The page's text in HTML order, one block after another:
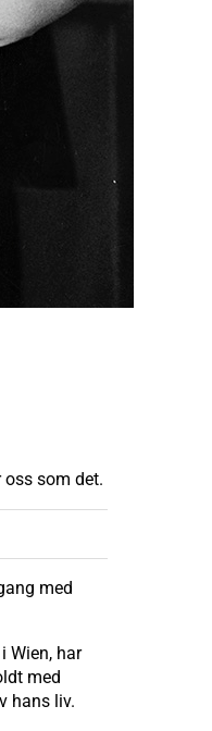
oss som det.
med
Wien, har
med
hans liv.